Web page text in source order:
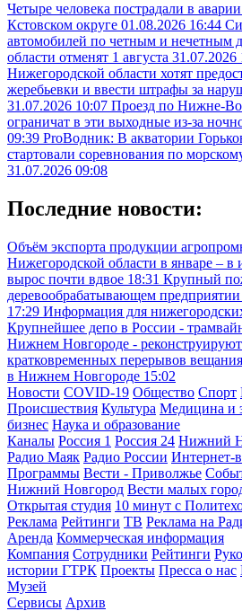
Четыре человека пострадали в
Кстовском округе 01.08.2026 16:44
автомобилей по четным и нечетным
области отменят 1 августа 31.07.2026
Нижегородской области хотят
жеребьевки и ввести штрафы за
31.07.2026 10:07 Проезд по Нижне-
ограничат в эти выходные из-за
09:39 ProВодник: В акватории
стартовали соревнования по
31.07.2026 09:08
Последние новости:
Объём экспорта продукции
Нижегородской области в январе – в
вырос почти вдвое 18:31 Крупный
деревообрабатывающем
17:29 Информация для
Крупнейшее депо в России -
Нижнем Новгороде - реконструируют
кратковременных перерывов
в Нижнем Новгороде 15:02
Новости COVID-19 Общество Спорт
Происшествия Культура Медицина и
бизнес Наука и образование
Каналы Россия 1 Россия 24 Нижний
Радио Маяк Радио России Интернет-
Программы Вести - Приволжье
Нижний Новгород Вести малых
Открытая студия 10 минут с
Реклама Рейтинги ТВ Реклама на
Аренда Коммерческая информация
Компания Сотрудники Рейтинги
истории ГТРК Проекты Пресса о нас
Музей
Сервисы Архив